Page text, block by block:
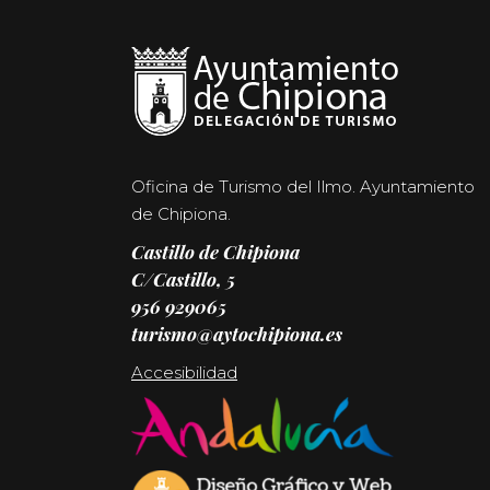
Oficina de Turismo del Ilmo. Ayuntamiento
de Chipiona.
Castillo de Chipiona
C/Castillo, 5
956 929065
turismo@aytochipiona.es
Accesibilidad